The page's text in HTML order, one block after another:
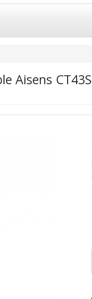
Aisens